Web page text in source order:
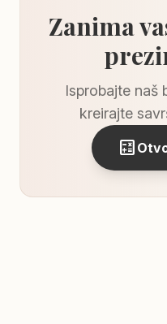
Zanima
Isprobajte naš
kreirajte
calculate